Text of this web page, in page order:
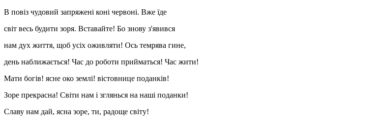
В повіз чудовий запряжені коні червоні. Вже їде
світ весь будити зоря. Вставайте! Бо знову з'явився
нам дух життя, щоб усіх оживляти! Ось темрява гине,
день наближається! Час до роботи прийматься! Час жити!
Мати богів! ясне око землі! вістовнице поданків!
Зоре прекрасна! Світи нам і зглянься на наші поданки!
Славу нам дай, ясна зоре, ти, радоще світу!